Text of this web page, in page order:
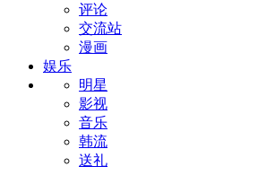
评论
交流站
漫画
娱乐
明星
影视
音乐
韩流
送礼